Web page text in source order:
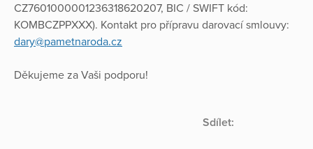
CZ7601000001236318620207, BIC / SWIFT kód:
KOMBCZPPXXX). Kontakt pro přípravu darovací smlouvy:
dary@pametnaroda.cz
Děkujeme za Vaši podporu!
Sdílet: